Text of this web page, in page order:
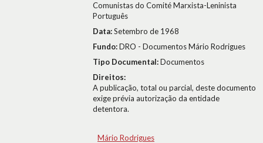
Comunistas do Comité Marxista-Leninista
Português
Data:Setembro de 1968
Fundo:DRO - Documentos Mário Rodrigues
Tipo Documental:Documentos
Direitos:
A publicação, total ou parcial, deste documento
exige prévia autorização da entidade
detentora.
Mário Rodrigues